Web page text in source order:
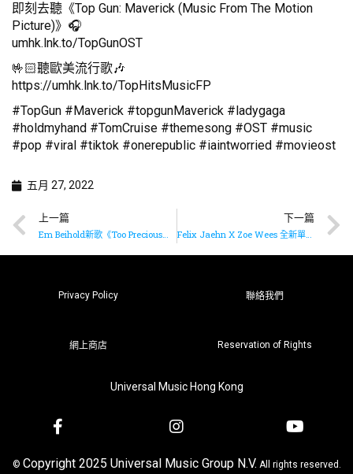
即刻去聽《Top Gun: Maverick (Music From The Motion
Picture)》🎧
umhk.lnk.to/TopGunOST
🤟🏻聽歐美流行歌🎶
https://umhk.lnk.to/TopHitsMusicFP
#TopGun #Maverick #topgunMaverick #ladygaga
#holdmyhand #TomCruise #themesong #OST #music
#pop #viral #tiktok #onerepublic #iaintworried #movieost
五月 27, 2022
上一篇
Em Beihold新歌《Too Precious》已推出
下一篇
Felix Jaehn X Zoe Wees 全新單曲《Do It Better》已推出
Privacy Policy 聯絡我們
網上商店 Reservation of Rights
Universal Music Hong Kong
© Copyright 2025 Universal Music Group N.V. All rights reserved.